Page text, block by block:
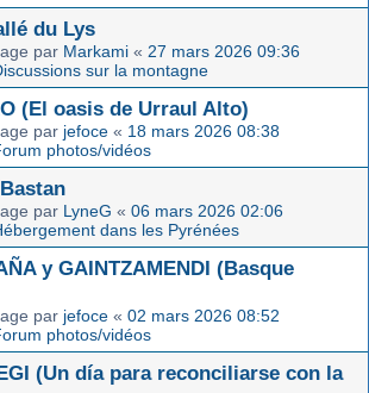
du Lys
par Markami « 27 mars 2026 09:36
sur la montagne
(El oasis de Urraul Alto)
par jefoce « 18 mars 2026 08:38
photos/vidéos
par LyneG « 06 mars 2026 02:06
dans les Pyrénées
y GAINTZAMENDI (Basque
par jefoce « 02 mars 2026 08:52
photos/vidéos
(Un día para reconciliarse con la